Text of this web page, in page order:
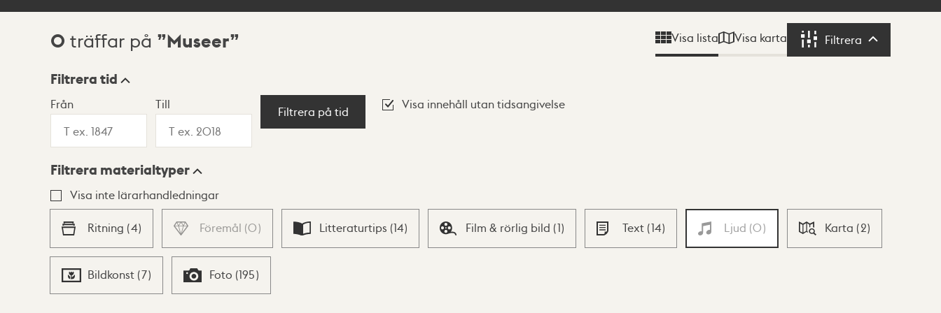
Sökresultat
0 träffar på Museer Visa lista Visa karta Filtrera Filtrera
Visningsläge
Lista Karta
Filtrera tid
Från Till
Filtrera på tid
Visa innehåll utan tidsangivelse
Filtrera materialtyper
Visa inte lärarhandledningar
Ritning (4) Föremål (0) Litteraturtips (14) Film & rörlig bild (1) Text (14) Ljud (0) Karta (2)
Bildkonst (7) Foto (195)